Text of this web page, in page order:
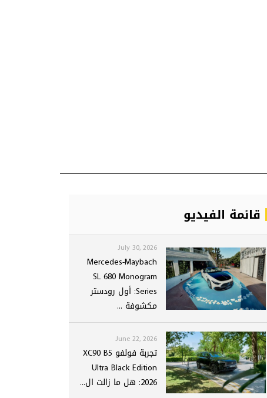
قائمة الفيديو
July 30, 2026
Mercedes-Maybach
SL 680 Monogram
Series: أول رودستر
مكشوفة ...
June 22, 2026
تجربة فولفو XC90 B5
Ultra Black Edition
2026: هل ما زالت ال...